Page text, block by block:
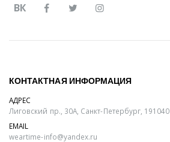
ВК
КОНТАКТНАЯ ИНФОРМАЦИЯ
АДРЕС
Лиговский пр., 30А, Санкт-Петербург, 191040
EMAIL
weartime-info@yandex.ru